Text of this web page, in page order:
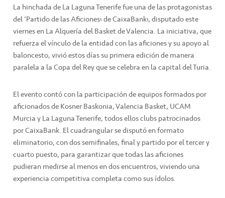
La hinchada de La Laguna Tenerife fue una de las protagonistas
del ‘Partido de las Aficiones’ de CaixaBank’, disputado este
viernes en La Alquería del Basket de Valencia. La iniciativa, que
refuerza el vínculo de la entidad con las aficiones y su apoyo al
baloncesto, vivió estos días su primera edición de manera
paralela a la Copa del Rey que se celebra en la capital del Turia.
El evento contó con la participación de equipos formados por
aficionados de Kosner Baskonia, Valencia Basket, UCAM
Murcia y La Laguna Tenerife, todos ellos clubs patrocinados
por CaixaBank. El cuadrangular se disputó en formato
eliminatorio, con dos semifinales, final y partido por el tercer y
cuarto puesto, para garantizar que todas las aficiones
pudieran medirse al menos en dos encuentros, viviendo una
experiencia competitiva completa como sus ídolos.